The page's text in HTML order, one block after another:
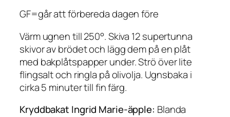
GF=går att förbereda dagen före
Värm ugnen till 250°. Skiva 12 supertunna
skivor av brödet och lägg dem på en plåt
med bakplåtspapper under. Strö över lite
flingsalt och ringla på olivolja. Ugnsbaka i
cirka 5 minuter till fin färg.
Kryddbakat Ingrid Marie-äpple: Blanda